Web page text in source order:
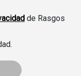
de Rasgos